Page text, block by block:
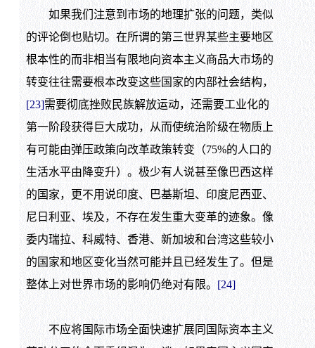
如果我们注意到市场的地理扩张的问题，类似
的评论倒也贴切。在所谓的第三世界某些主要地区
根本性的而非相当有限地向资本主义商品大市场的
转变往往需要根本改变这些国家的内部社会结构，
[23]需要彻底挫败民族解放运动，还需要工业化的
第一阶段获得巨大成功，从而使统治阶级在物质上
有可能由弹压政策向改革政策转变（75%的人口的
生活水平由降变升）。极少有人说甚至像巴西这样
的国家，更不用说印度、巴基斯坦、印度尼西亚、
尼日利亚、埃及，不存在发生重大变革的迹象。像
委内瑞拉、科威特、香港、新加坡和台湾这些较小
的国家和地区变化当然可能并且已经发生了。但是
整体上对世界市场的影响仍绝对有限。 [24]
不应将国际市场全面快速扩展同国际资本主义